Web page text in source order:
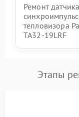
Ремонт датчика
тепловизора
TA32-19LRF
Этапы